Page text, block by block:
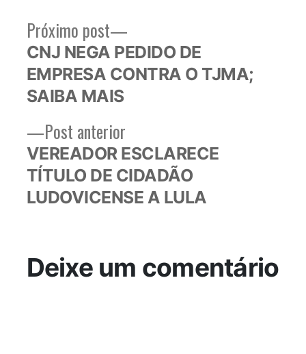
Navegação
de
Post
Post anteriorPost
anterior:
VEREADOR ESCLARECE
TÍTULO DE CIDADÃO
LUDOVICENSE A LULA
Próximo post
Próximo
post:
CNJ NEGA PEDIDO DE
EMPRESA CONTRA O TJMA;
SAIBA MAIS
Deixe um comentário